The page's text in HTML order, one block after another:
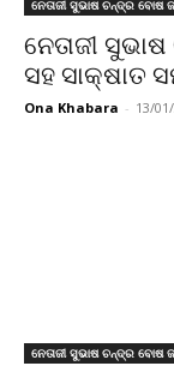
ନେତାଜୀ ସୁଭାଷ ଚନ୍ଦ୍ର ବୋଷ
ନେତାଜୀ
ସହ ସାକ୍ଷାତ
Ona Khabara - 13/
ନେତାଜୀ ସୁଭାଷ ଚନ୍ଦ୍ର ବୋଷ